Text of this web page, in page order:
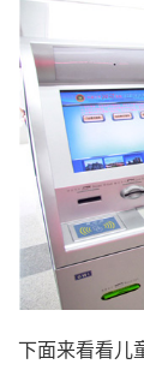
下面来看看儿